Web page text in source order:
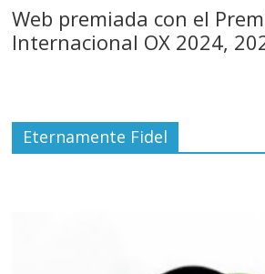
Web premiada con el
Internacional OX 2024,
Eternamente Fidel